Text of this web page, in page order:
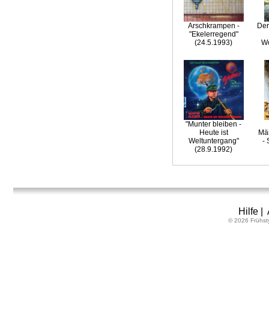
Arschkrampen -
"Ekelerregend"
(24.5.1993)
"Munter bleiben -
Heute ist
Weltuntergang"
(28.9.1992)
-
Hilfe|
© 2026